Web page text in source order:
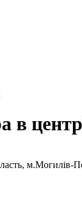
в
м.Могилів-